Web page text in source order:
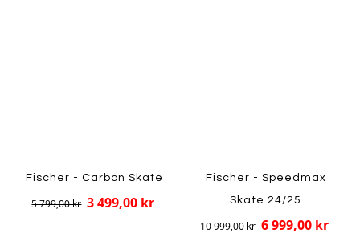
Fischer - Carbon Skate
5 799,00 kr 3 499,00 kr
Fischer - Speedmax
Skate 24/25
10 999,00 kr 6 999,00 kr